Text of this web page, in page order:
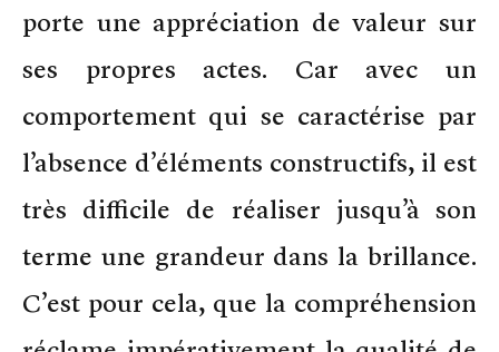
porte une appréciation de valeur sur
ses propres actes. Car avec un
comportement qui se caractérise par
l’absence d’éléments constructifs, il est
très difficile de réaliser jusqu’à son
terme une grandeur dans la brillance.
C’est pour cela, que la compréhension